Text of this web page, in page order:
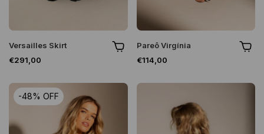
Versailles Skirt
€291,00
Pareô Virgínia
€114,00
-48% OFF